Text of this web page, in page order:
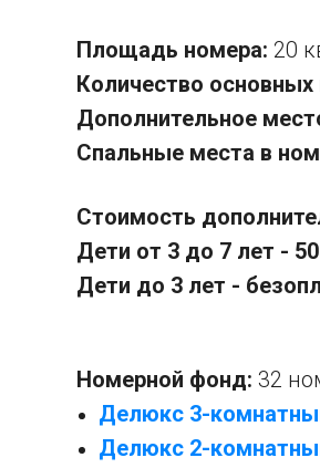
Площадь номера: 20
Количество основных
Дополнительное
Спальные места в
Стоимость
Дети от 3 до 7 лет -
Дети до 3 лет -
Номерной фонд: 32
Делюкс 3-
Делюкс 2-